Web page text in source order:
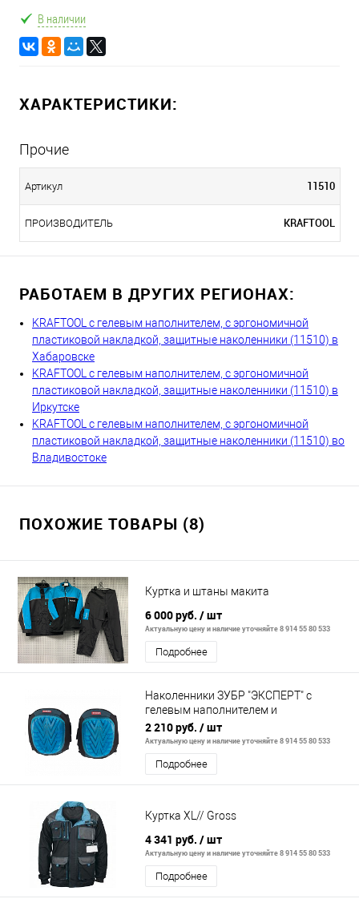
В наличии
ХАРАКТЕРИСТИКИ:
Прочие
Артикул 11510
ПРОИЗВОДИТЕЛЬ KRAFTOOL
РАБОТАЕМ В ДРУГИХ РЕГИОНАХ:
KRAFTOOL с гелевым наполнителем, с эргономичной
пластиковой накладкой, защитные наколенники (11510) в
Хабаровске
KRAFTOOL с гелевым наполнителем, с эргономичной
пластиковой накладкой, защитные наколенники (11510) в
Иркутске
KRAFTOOL с гелевым наполнителем, с эргономичной
пластиковой накладкой, защитные наколенники (11510) во
Владивостоке
ПОХОЖИЕ ТОВАРЫ (8)
Куртка и штаны макита
6 000 руб. / шт
Актуальную цену и наличие уточняйте 8 914 55 80 533
Подробнее
Наколенники ЗУБР "ЭКСПЕРТ" с
гелевым наполнителем и
эргономичной пластиковой
накладкой
2 210 руб. / шт
Актуальную цену и наличие уточняйте 8 914 55 80 533
Подробнее
Куртка XL// Gross
4 341 руб. / шт
Актуальную цену и наличие уточняйте 8 914 55 80 533
Подробнее